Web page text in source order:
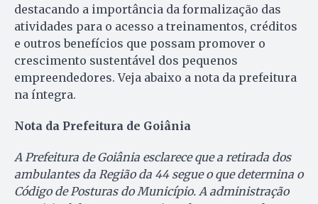
destacando a importância da formalização das
atividades para o acesso a treinamentos, créditos
e outros benefícios que possam promover o
crescimento sustentável dos pequenos
empreendedores. Veja abaixo a nota da prefeitura
na íntegra.
Nota da Prefeitura de Goiânia
A Prefeitura de Goiânia esclarece que a retirada dos
ambulantes da Região da 44 segue o que determina o
Código de Posturas do Município. A administração